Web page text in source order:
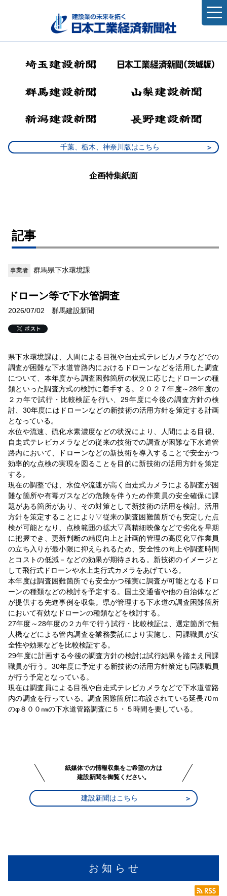
千葉、栃木、神奈川版はこちら
企画特集紙面
お 知 ら せ
記事
事業者 群馬県下水環境課
ドローン等で下水管調査
2026/07/02 群馬建設新聞
県下水環境課は、人間による目視や自走式テレビカメラなどでの
調査が困難な下水道管路内におけるドローンなどを活用した調査
について、本年度から調査困難箇所の状況に応じたドローンの種
類といった調査方式の検討に着手する。２０２７年度～28年度の
２カ年で試行・比較検証を行い、29年度に今後の調査方針の検
討、30年度にはドローンなどの新技術の活用方針を策定する計画
となっている。
水位や流速、硫化水素濃度などの状況により、人間による目視、
自走式テレビカメラなどの従来の技術での調査が困難な下水道管
路内において、ドローンなどの新技術を導入することで安全かつ
効率的な点検の実現を図ることを目的に新技術の活用方針を策定
する。
現在の調整では、水位や流速が高く自走式カメラによる調査が困
難な箇所や有毒ガスなどの危険を伴うため作業員の安全確保に課
題がある箇所があり、その対策として新技術の活用を検討。活用
方針を策定することにより▽従来の調査困難箇所でも安定した点
検が可能となり、点検範囲の拡大▽高精細映像などで劣化を早期
に把握でき、更新判断の精度向上と計画的管理の高度化▽作業員
の立ち入りが最小限に抑えられるため、安全性の向上や調査時間
とコストの低減－などの効果が期待される。新技術のイメージと
して飛行式ドローンや水上走行式カメラをあげている。
本年度は調査困難箇所でも安全かつ確実に調査が可能となるドロ
ーンの種類などの検討を予定する。国土交通省や他の自治体など
が提供する先進事例を収集。県が管理する下水道の調査困難箇所
において有効なドローンの種類などを検討する。
27年度～28年度の２カ年で行う試行・比較検証は、選定箇所で無
人機などによる管内調査を業務委託により実施し、同課職員が安
全性や効果などを比較検証する。
29年度に計画する今後の調査方針の検討は試行結果を踏まえ同課
職員が行う。30年度に予定する新技術の活用方針策定も同課職員
が行う予定となっている。
現在は調査員による目視や自走式テレビカメラなどで下水道管路
内の調査を行っている。調査困難箇所に布設されている延長70ｍ
のφ８００㎜の下水道管路調査に５・５時間を要している。
紙媒体での情報収集をご希望の方は
建設新聞を御覧ください。
建設新聞はこちら